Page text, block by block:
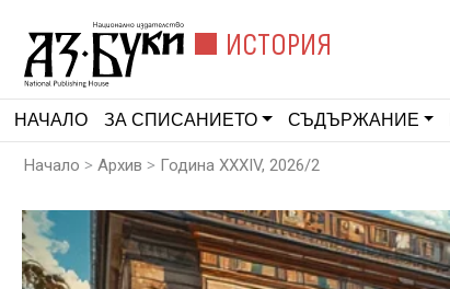
ИСТОРИЯ
НАЧАЛО ЗА СПИСАНИЕТО СЪДЪРЖАНИЕ
Начало > Архив > Година XXXIV, 2026/2